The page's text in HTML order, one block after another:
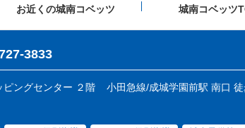
お近くの城南コベッツ 城南コベッツ
3833
ングセンター ２階
小田急線/成城学園前駅 南口